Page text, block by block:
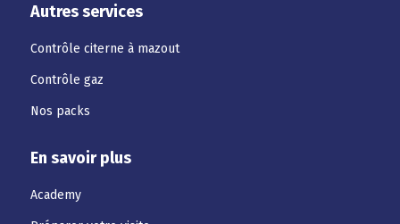
Autres services
Contrôle citerne à mazout
Contrôle gaz
Nos packs
En savoir plus
Academy